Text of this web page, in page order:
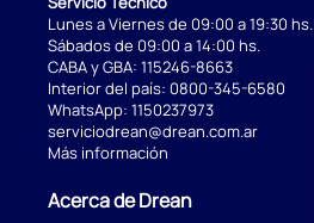
Lunes a Viernes de 09:00 a 19:30 hs.
Sábados de 09:00 a 14:00 hs.
CABA y GBA: 115246-8663
Interior del país: 0800-345-6580
WhatsApp: 1150237973
serviciodrean@drean.com.ar
Más información
Acerca de Drean